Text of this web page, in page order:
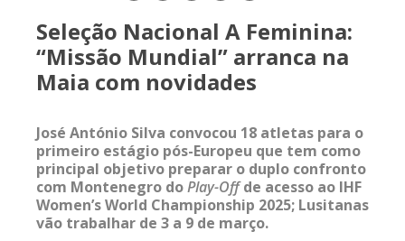
Seleção Nacional A Feminina:
“Missão Mundial” arranca na
Maia com novidades
José António Silva convocou 18 atletas para o
primeiro estágio pós-Europeu que tem como
principal objetivo preparar o duplo confronto
com Montenegro doPlay-Offde acesso ao IHF
Women’s World Championship 2025; Lusitanas
vão trabalhar de 3 a 9 de março.